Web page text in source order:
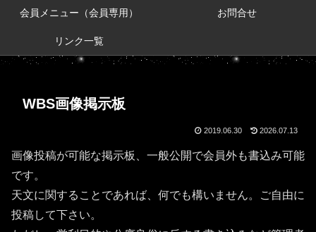
会員メニュー（会員専用） お問合せ
リンク一覧
WBS画像掲示板
2019.06.30 2026.07.13
画像投稿が可能な掲示板、一般公開で会員外も書込み可能
です。
天文に関することであれば、何でも構いません。ご自由に
投稿して下さい。